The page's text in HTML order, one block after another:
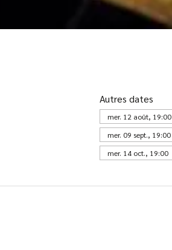
Autres dates
mer. 12 août, 19:00
mer. 09 sept., 19:00
mer. 14 oct., 19:00